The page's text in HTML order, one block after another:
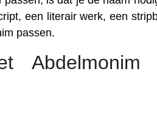
een literair werk, een
passen.
Abdelmonim